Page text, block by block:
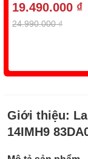
512GB SSD
19.490.000 ₫
24.990.000 ₫
Giới thiệu:
14IMH9